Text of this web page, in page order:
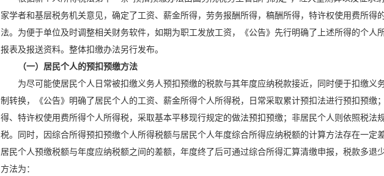
家学者和基层税务机关意见，确定了工资、薪金所得，劳务报酬所得，稿酬所得，特许权使用费所得
法。为便于单位及时调整相关财务软件，如期为职工发放工资，《公告》先行明确了上述所得的个人
报表及报送资料。整体扣缴办法另行发布。
（一）居民个人的预扣预缴方法
为尽可能使居民个人日常被扣缴义务人预扣预缴的税款与其年度应纳税款接近，同时便于扣缴义
制转换，《公告》明确了居民个人的工资、薪金所得个人所得税，日常采取累计预扣法进行预扣预缴
得、特许权使用费所得个人所得税，采取基本平移现行规定的做法预扣预缴；非居民个人则依照税法
税。同时，因综合所得预扣预缴个人所得税额与居民个人年度综合所得应纳税额的计算方法存在一定
居民个人预缴税额与年度应纳税额之间的差额，年度终了后可通过综合所得汇算清缴申报，税款多退
方法为：